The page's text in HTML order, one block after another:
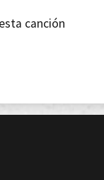
canción